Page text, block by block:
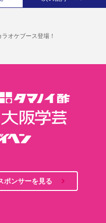
オケブース登場！
ポンサーを見る